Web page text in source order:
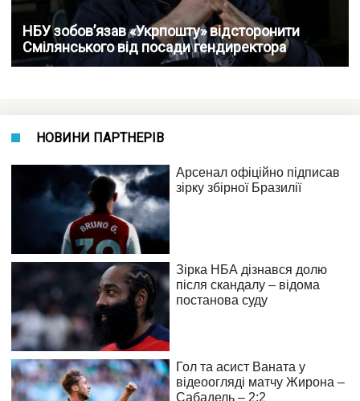
НБУ зобов’язав «Укрпошту» відсторонити
Смілянського від посади гендиректора
НОВИНИ ПАРТНЕРІВ